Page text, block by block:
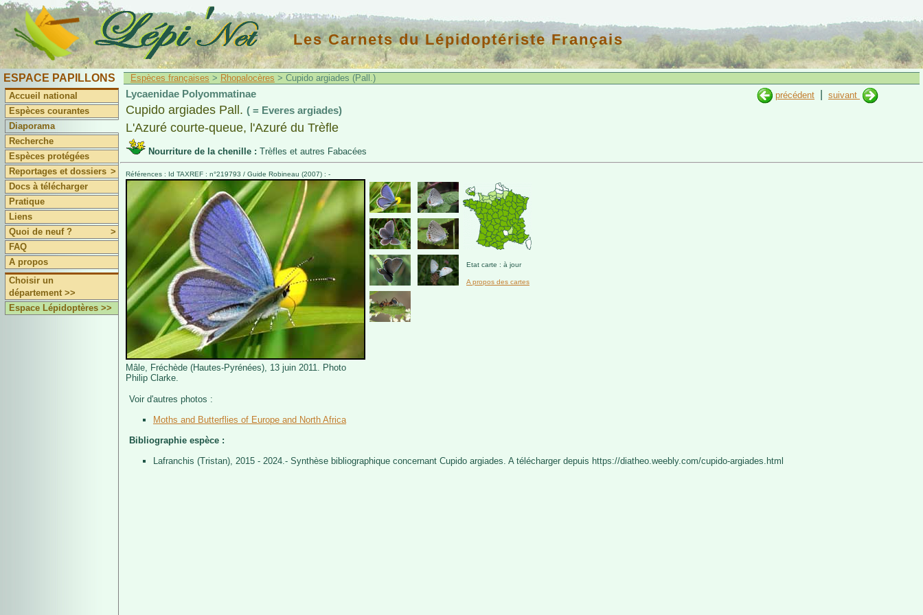
Les Carnets du Lépidoptériste Français
ESPACE PAPILLONS
Accueil national
Espèces courantes
Diaporama
Recherche
Espèces protégées
Reportages et dossiers >
Docs à télécharger
Pratique
Liens
Quoi de neuf ?
>
FAQ
A propos
Choisir un
département >>
Espace Lépidoptères >>
Espèces françaises > Rhopalocères > Cupido argiades (Pall.)
précédent
suivant
Lycaenidae Polyommatinae
Cupido argiades Pall. ( = Everes argiades)
L'Azuré courte-queue, l'Azuré du Trèfle
Nourriture de la chenille : Trèfles et autres Fabacées
Références : Id TAXREF : n°219793 / Guide Robineau (2007) : -
Mâle, Fréchède (Hautes-Pyrénées), 13 juin 2011. Photo
Philip Clarke.
Etat carte : à jour
A propos des cartes
Voir d'autres photos :
Moths and Butterflies of Europe and North Africa
Bibliographie espèce :
Lafranchis (Tristan), 2015 - 2024.- Synthèse bibliographique concernant Cupido argiades. A télécharger depuis https://diatheo.weebly.com/cupido-argiades.html